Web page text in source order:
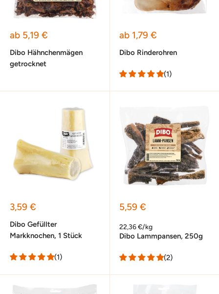
Sonderpreis
ab 5,19 €
Dibo Hähnchenmägen
getrocknet
Sonderpreis
ab 1,79 €
Dibo Rinderohren
(1)
Sonderpreis
3,59 €
Dibo Gefüllter
Markknochen, 1 Stück
(1)
Sonderpreis
5,59 €
22,36 €/kg
Dibo Lammpansen, 250g
(2)